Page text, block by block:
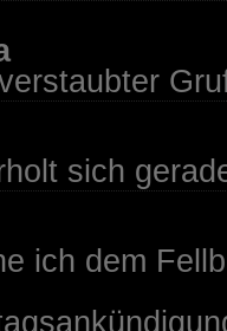
sich
ich dem